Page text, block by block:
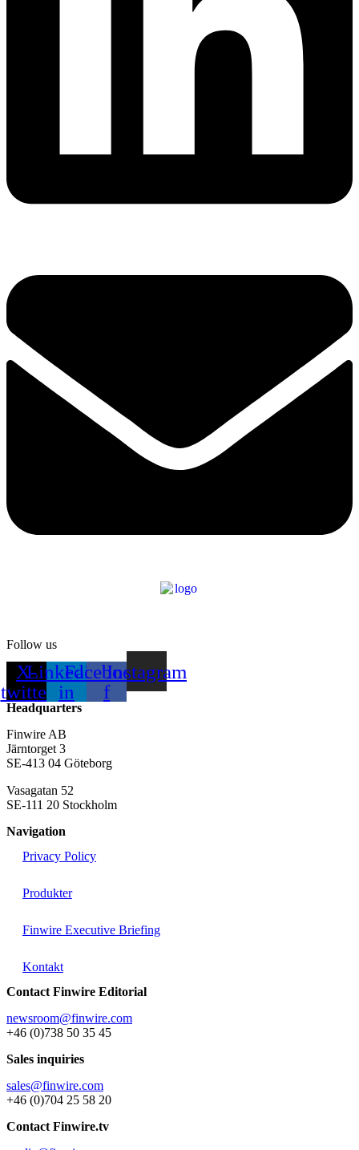
Follow us
X-
twitter
Linkedin-
in
Facebook-
f
Instagram
Headquarters
Finwire AB
Järntorget 3
SE-413 04 Göteborg
Vasagatan 52
SE-111 20 Stockholm
Navigation
Privacy Policy
Produkter
Finwire Executive Briefing
Kontakt
Contact Finwire Editorial
newsroom@finwire.com
+46 (0)738 50 35 45
Sales inquiries
sales@finwire.com
+46 (0)704 25 58 20
Contact Finwire.tv